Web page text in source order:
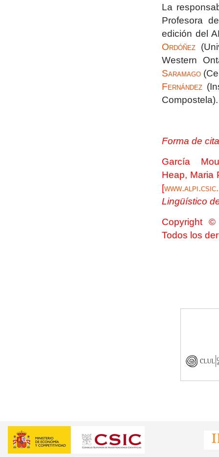
La
Profesora
edición del
Ordóñez
Western
Saramago
Fernández
Compostela).
Forma de
García
Heap, Maria
[
Lingüístico
Copyright ©
Todos los